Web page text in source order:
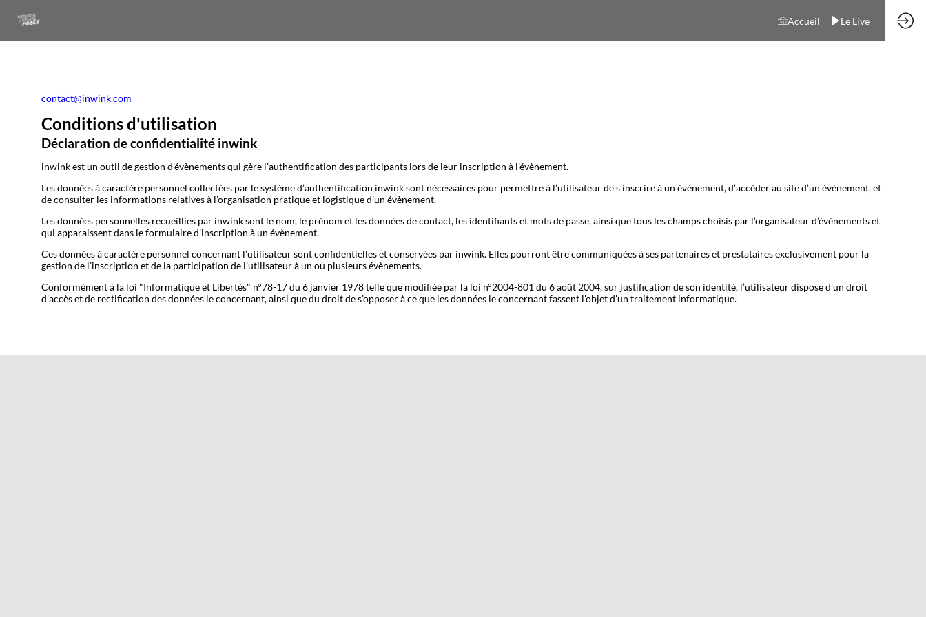
Accueil Le Live
contact@inwink.com
Conditions d'utilisation
Déclaration de confidentialité inwink
inwink est un outil de gestion d’évènements qui gère l’authentification des participants lors de leur inscription à l’évènement.
Les données à caractère personnel collectées par le système d’authentification inwink sont nécessaires pour permettre à l’utilisateur de s’inscrire à un évènement, d’accéder au site d’un évènement, et
de consulter les informations relatives à l’organisation pratique et logistique d’un évènement.
Les données personnelles recueillies par inwink sont le nom, le prénom et les données de contact, les identifiants et mots de passe, ainsi que tous les champs choisis par l’organisateur d’évènements et
qui apparaissent dans le formulaire d’inscription à un évènement.
Ces données à caractère personnel concernant l’utilisateur sont confidentielles et conservées par inwink. Elles pourront être communiquées à ses partenaires et prestataires exclusivement pour la
gestion de l’inscription et de la participation de l’utilisateur à un ou plusieurs évènements.
Conformément à la loi "Informatique et Libertés" n°78-17 du 6 janvier 1978 telle que modifiée par la loi n°2004-801 du 6 août 2004, sur justification de son identité, l’utilisateur dispose d'un droit
d'accès et de rectification des données le concernant, ainsi que du droit de s’opposer à ce que les données le concernant fassent l'objet d'un traitement informatique.